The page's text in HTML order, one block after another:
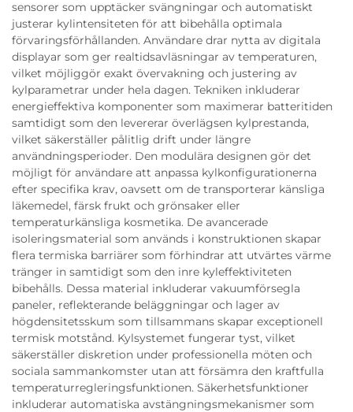
sensorer som upptäcker svängningar och automatiskt
justerar kylintensiteten för att bibehålla optimala
förvaringsförhållanden. Användare drar nytta av digitala
displayar som ger realtidsavläsningar av temperaturen,
vilket möjliggör exakt övervakning och justering av
kylparametrar under hela dagen. Tekniken inkluderar
energieffektiva komponenter som maximerar batteritiden
samtidigt som den levererar överlägsen kylprestanda,
vilket säkerställer pålitlig drift under längre
användningsperioder. Den modulära designen gör det
möjligt för användare att anpassa kylkonfigurationerna
efter specifika krav, oavsett om de transporterar känsliga
läkemedel, färsk frukt och grönsaker eller
temperaturkänsliga kosmetika. De avancerade
isoleringsmaterial som används i konstruktionen skapar
flera termiska barriärer som förhindrar att utvärtes värme
tränger in samtidigt som den inre kyleffektiviteten
bibehålls. Dessa material inkluderar vakuumförsegla
paneler, reflekterande beläggningar och lager av
högdensitetsskum som tillsammans skapar exceptionell
termisk motstånd. Kylsystemet fungerar tyst, vilket
säkerställer diskretion under professionella möten och
sociala sammankomster utan att försämra den kraftfulla
temperaturregleringsfunktionen. Säkerhetsfunktioner
inkluderar automatiska avstängningsmekanismer som